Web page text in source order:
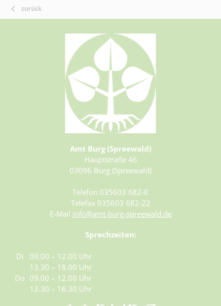
zurück
Amt Burg (Spreewald)
Hauptstraße 46
03096 Burg (Spreewald)
Telefon 035603 682-0
Telefax 035603 682-22
E-Mail info@amt-burg-spreewald.de
Sprechzeiten:
Di
09.00 – 12.00 Uhr
13.30 – 18.00 Uhr
Do 09.00 – 12.00 Uhr
13.30 – 16.30 Uhr